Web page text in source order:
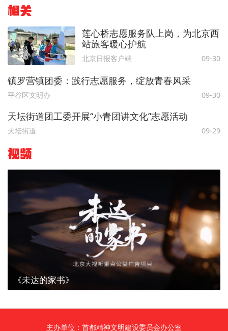
相关
莲心桥志愿服务队上岗，为北京西
站旅客暖心护航
北京日报客户端 09-30
镇罗营镇团委：践行志愿服务，绽放青春风采
平谷区文明办 09-30
天坛街道团工委开展“小青团讲文化”志愿活动
天坛街道 09-29
视频
《未达的家书》
主办单位：首都精神文明建设委员会办公室